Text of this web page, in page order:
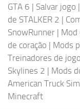
GTA 6 | Salvar jogo |
de STALKER 2 |
SnowRunner | Mod
de coração | Mods
Treinadores de
Skylines 2 | Mods
American Truck
Minecraft